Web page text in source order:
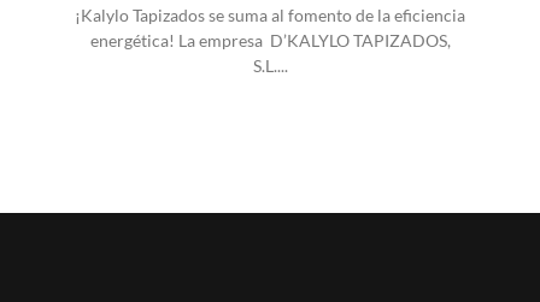
¡Kalylo Tapizados se suma al fomento de la eficiencia
energética! La empresa D’KALYLO TAPIZADOS,
S.L....